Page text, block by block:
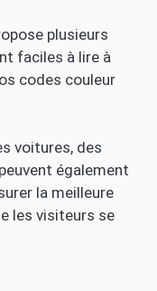
plusieurs
faciles à lire à
codes couleur
voitures, des
également
la meilleure
les visiteurs se